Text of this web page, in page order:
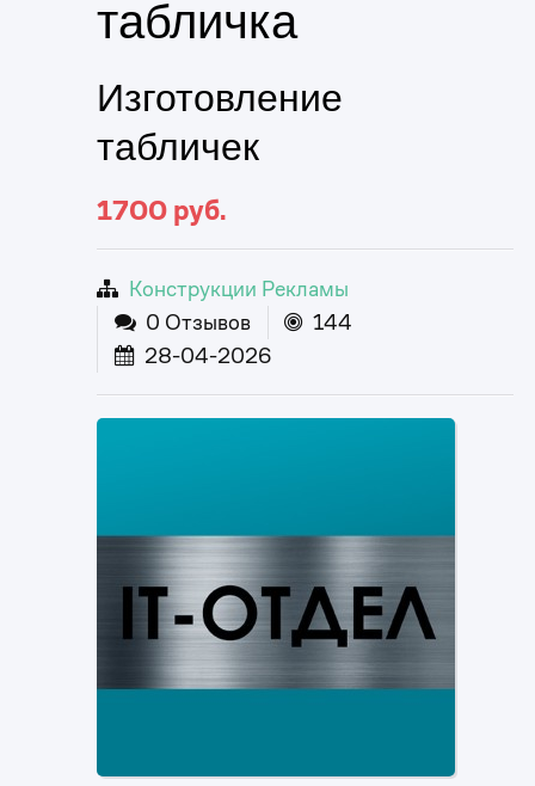
табличка
Изготовление
табличек
1700 руб.
Конструкции Рекламы
0 Отзывов
144
28-04-2026